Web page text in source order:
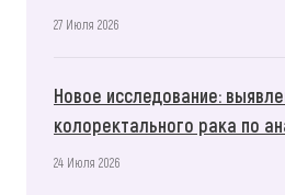
27 Июля 2026
Новое исследование:
колоректального рака по
24 Июля 2026